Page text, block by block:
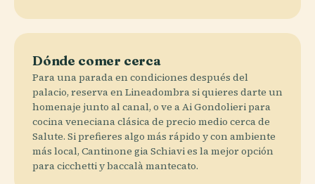
Dónde comer cerca
Para una parada en condiciones después del
palacio, reserva en Lineadombra si quieres darte un
homenaje junto al canal, o ve a Ai Gondolieri para
cocina veneciana clásica de precio medio cerca de
Salute. Si prefieres algo más rápido y con ambiente
más local, Cantinone gia Schiavi es la mejor opción
para cicchetti y baccalà mantecato.